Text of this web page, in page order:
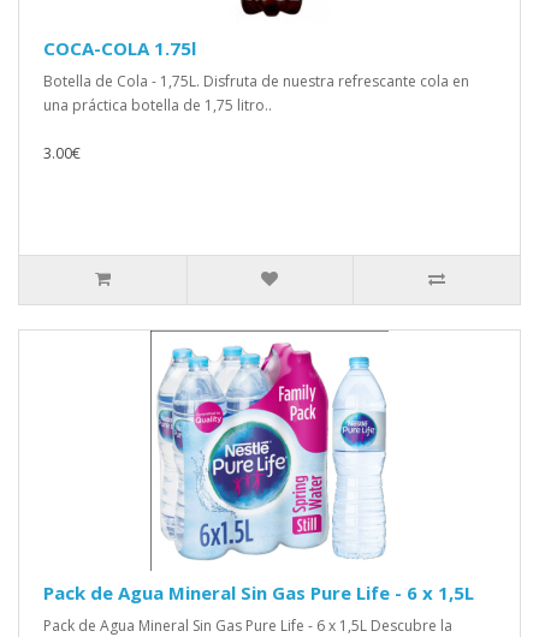
COCA-COLA 1.75l
Botella de Cola - 1,75L. Disfruta de nuestra refrescante cola en
una práctica botella de 1,75 litro..
3.00€
Pack de Agua Mineral Sin Gas Pure Life - 6 x 1,5L
Pack de Agua Mineral Sin Gas Pure Life - 6 x 1,5L Descubre la